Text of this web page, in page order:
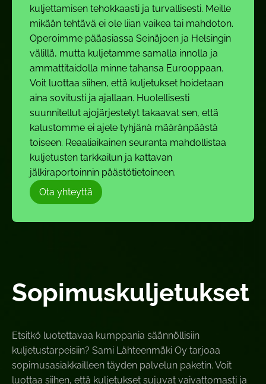
kuljettamisen tehokkaasti ja turvallisesti. Meille
mikään tehtävä ei ole liian vaikea tai mahdoton.
Operoimme pääasiassa Seinäjoen ja Helsingin
välillä, mutta kuljetamme samalla innolla ja
ammattitaidolla minne tahansa Eurooppaan.
Voit luottaa siihen, että kuljetukset hoidetaan
aina sovitusti ja ajallaan. Huolellisesti
suunnitellut ajojärjestelyt takaavat sen, että
kalustomme ei ajele tyhjänä määränpäästä
toiseen. Reaaliaikainen seuranta mahdollistaa
kuljetusten tarkkailun ja kattavan
jälkiraportoinnin päästötietoineen.
Ota yhteyttä
Sopimuskuljetukset
Etsitkö luotettavaa kumppania säännöllisiin
kuljetustarpeisiin? Sami Lähteenmäki Oy tarjoaa
sopimusasiakkailleen täyden palvelun paketin. Voit
luottaa siihen, että kuljetukset sujuvat vaivattomasti ja